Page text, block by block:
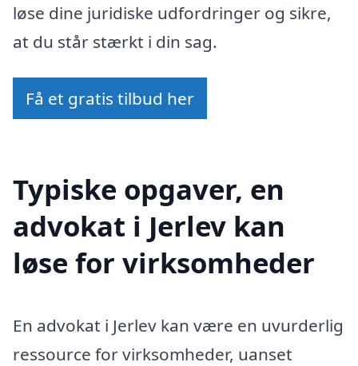
løse dine juridiske udfordringer og sikre,
at du står stærkt i din sag.
Få et gratis tilbud her
Typiske opgaver, en
advokat i Jerlev kan
løse for virksomheder
En advokat i Jerlev kan være en uvurderlig
ressource for virksomheder, uanset